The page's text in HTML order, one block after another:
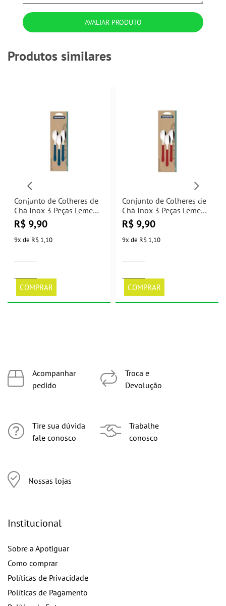
AVALIAR PRODUTO
Produtos similares
Conjunto de Colheres de
Chá Inox 3 Peças Leme
Azul Tramontina
R$ 9,90
9x de R$ 1,10
COMPRAR
Conjunto de Colheres de
Chá Inox 3 Peças Leme
Vermelha Tramontina
R$ 9,90
9x de R$ 1,10
COMPRAR
Acompanhar
pedido
Tire sua dúvida
fale conosco
Nossas lojas
Troca e
Devolução
Trabalhe
conosco
Institucional
Sobre a Apotiguar
Como comprar
Políticas de Privacidade
Políticas de Pagamento